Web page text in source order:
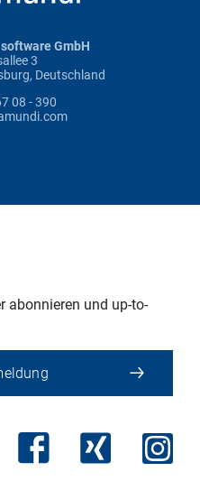
GmbH
3
Deutschland
08 - 390
abonnieren und up-to-